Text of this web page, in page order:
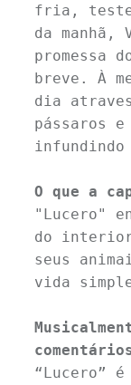
fria,
da manhã,
promessa
breve. À
dia
pássaros
O que a
"Lucero"
do
seus
vida
“Lucero” é